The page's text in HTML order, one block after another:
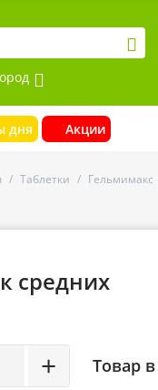
дня Акции
/ Таблетки / Гельмимакс
средних
+ Товар